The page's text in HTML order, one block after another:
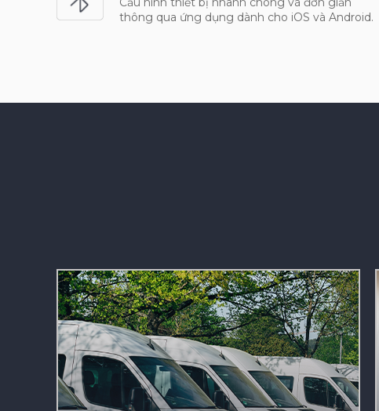
thông qua ứng dụng dành cho iOS và Android.